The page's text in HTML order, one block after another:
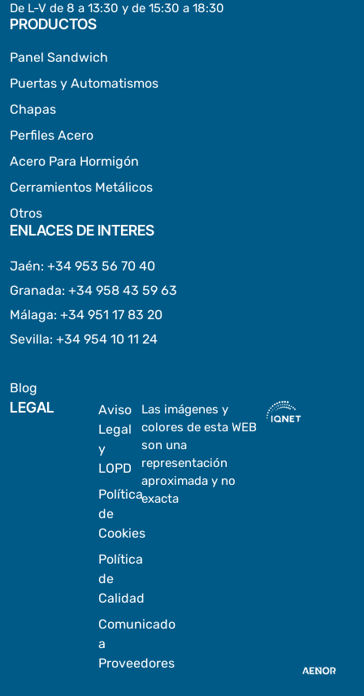
De L-V de 8 a 13:30 y de 15:30 a 18:30
PRODUCTOS
Panel Sandwich
Puertas y Automatismos
Chapas
Perfiles Acero
Acero Para Hormigón
Cerramientos Metálicos
Otros
ENLACES DE INTERES
Jaén: +34 953 56 70 40
Granada: +34 958 43 59 63
Málaga: +34 951 17 83 20
Sevilla: +34 954 10 11 24
Blog
LEGAL
Aviso
Legal
y
LOPD
Política
de
Cookies
Política
de
Calidad
Comunicado
a
Proveedores
Las imágenes y
colores de esta WEB
son una
representación
aproximada y no
exacta